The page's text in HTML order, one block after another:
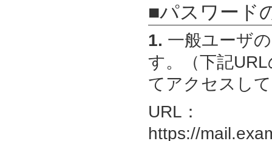
■パスワード
1. 一般ユーザ
す。（下記
てアクセスし
URL：
https://